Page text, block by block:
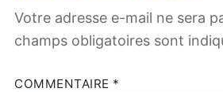
Votre adresse e-mail ne sera
champs obligatoires sont
COMMENTAIRE *